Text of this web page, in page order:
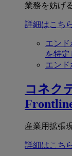
業務を妨げ
詳細はこち
エン
を特
エン
コネク
産業用拡張
詳細はこち